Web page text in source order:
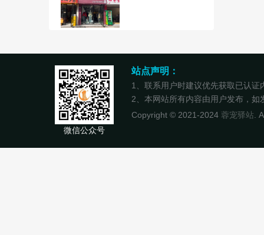
微信公众号
站点声明：
1、联系用户时建议优先获取已认
2、本网站所有内容由用户发布，
Copyright © 2021-2024 蓉宠驿站.